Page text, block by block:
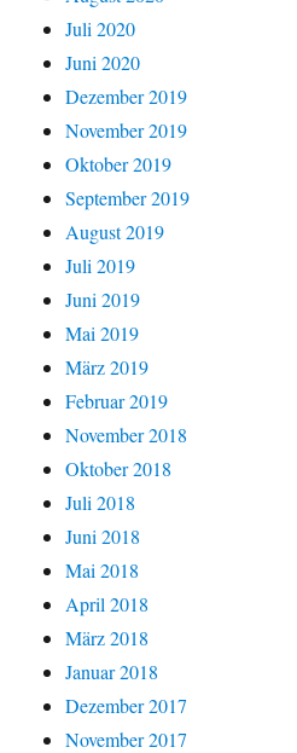
Juli 2020
Juni 2020
Dezember 2019
November 2019
Oktober 2019
September 2019
August 2019
Juli 2019
Juni 2019
Mai 2019
März 2019
Februar 2019
November 2018
Oktober 2018
Juli 2018
Juni 2018
Mai 2018
April 2018
März 2018
Januar 2018
Dezember 2017
November 2017